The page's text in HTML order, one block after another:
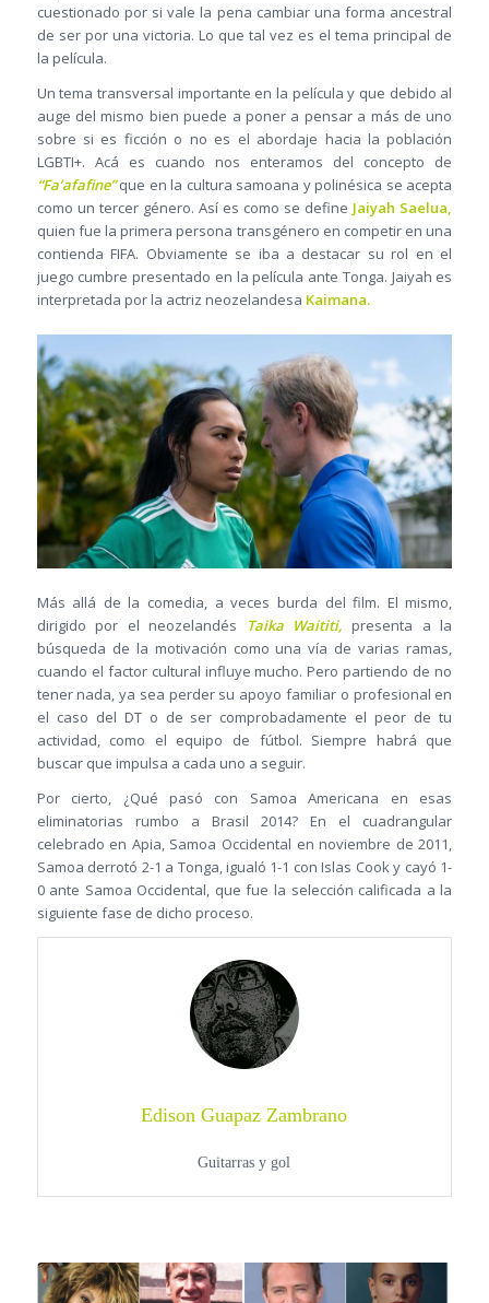
cuestionado por si vale la pena cambiar una forma ancestral
de ser por una victoria. Lo que tal vez es el tema principal de
la película.
Un tema transversal importante en la película y que debido al
auge del mismo bien puede a poner a pensar a más de uno
sobre si es ficción o no es el abordaje hacia la población
LGBTI+. Acá es cuando nos enteramos del concepto de
“Fa’afafine” que en la cultura samoana y polinésica se acepta
como un tercer género. Así es como se define Jaiyah Saelua,
quien fue la primera persona transgénero en competir en una
contienda FIFA. Obviamente se iba a destacar su rol en el
juego cumbre presentado en la película ante Tonga. Jaiyah es
interpretada por la actriz neozelandesa Kaimana.
Más allá de la comedia, a veces burda del film. El mismo,
dirigido por el neozelandés Taika Waititi, presenta a la
búsqueda de la motivación como una vía de varias ramas,
cuando el factor cultural influye mucho. Pero partiendo de no
tener nada, ya sea perder su apoyo familiar o profesional en
el caso del DT o de ser comprobadamente el peor de tu
actividad, como el equipo de fútbol. Siempre habrá que
buscar que impulsa a cada uno a seguir.
Por cierto, ¿Qué pasó con Samoa Americana en esas
eliminatorias rumbo a Brasil 2014? En el cuadrangular
celebrado en Apia, Samoa Occidental en noviembre de 2011,
Samoa derrotó 2-1 a Tonga, igualó 1-1 con Islas Cook y cayó 1-
0 ante Samoa Occidental, que fue la selección calificada a la
siguiente fase de dicho proceso.
Edison Guapaz Zambrano
Guitarras y gol